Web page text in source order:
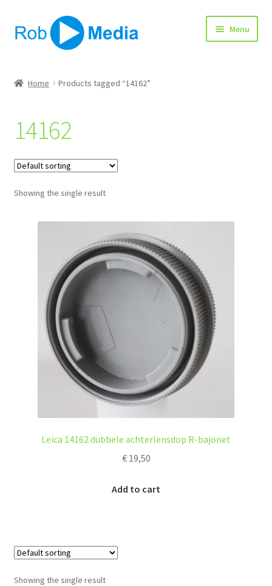
door
naar
Menu
Winkel
Afrekenen
Home Products tagged “14162”
14162
Showing the single result
Leica 14162 dubbele achterlensdop R-bajonet
€19,50
Add to cart
Showing the single result